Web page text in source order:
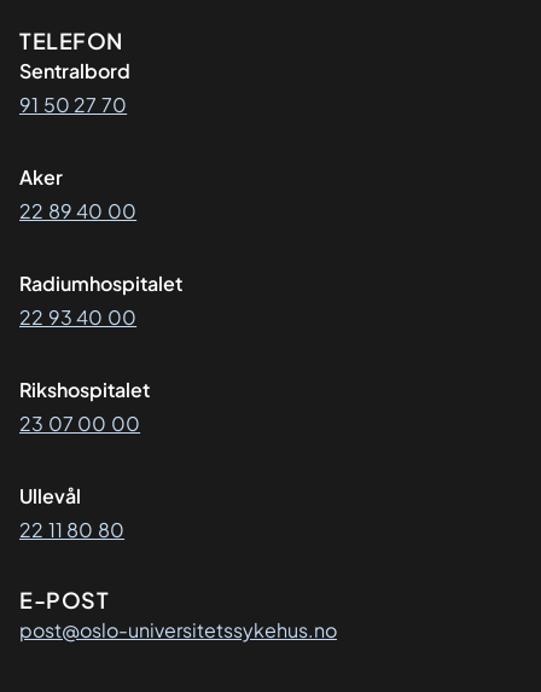
Kontaktinformasjon
TELEFON
Sentralbord
91 50 27 70
Aker
22 89 40 00
Radiumhospitalet
22 93 40 00
Rikshospitalet
23 07 00 00
Ullevål
22 11 80 80
E-POST
post@oslo-universitetssykehus.no